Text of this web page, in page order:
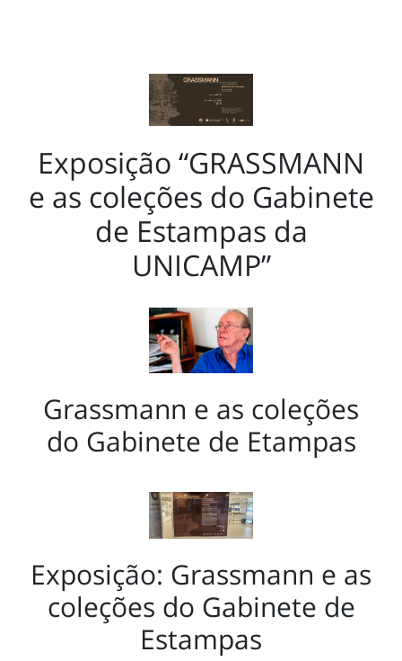
Exposição “GRASSMANN
e as coleções do Gabinete
de Estampas da
UNICAMP”
Grassmann e as coleções
do Gabinete de Etampas
Exposição: Grassmann e as
coleções do Gabinete de
Estampas